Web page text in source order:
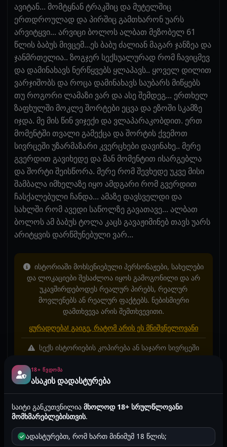
ავიტან... მომტყნან ტრაკშიც და მუტელშიც
ერთდროულად და პირშიც გამთხარონ უარს
არვიტყვი... არვიცი ბოლოს ალბათ მეზობელ 61
წლის ბაბუს მივცემ...ეს ბაბუ ძალიან მაგარ ჯანზეა და
ჯანმრთელია.. ზოგჯერ სექსუალურად რომ ჩავიცმევ
და დამინახავს ნერწყვებს ყლაპავს.. ყოველ დილით
ვარჯიშობს და როცა დამინახავს საუბარს მიწყებს
თუ როგორი ლამაზი ვარ და ასე შემდეგ... ერთხელ
ზაფხულში მოკლე შორტები ეცვა და ეზოში სკამზე
იჯდა. მე მის წინ ვიჯექი და ვლაპარაკობდით. ერთ
მომენტში თვალი გამექცა და შორტის ქვემოთ
სივრცეში უზარმაზარი კვერცხები დავინახე.. მერე
გვერდით გავიხედე და მან მომენტით ისარგებლა
და შორტი შეისწორა. მერე რომ შევხედე უკვე მისი
შამბალა იმხელაზე იყო ამდგარი რომ გვერდით
ჩასქალებული ჩანდა... ამაზე დავსველდი და
სახლში რომ ავედი საწოლზე გავათავე... ალბათ
ბოლოს ამ ბაბუს ტოლა კაცს გავაჟიმინებ თავს უარს
არიტყვის დარწმუნებული ვარ...
ისტორიაში მოხსენიებული პერსონაჟები, სახელები
და ლოკაციები შესაძლოა იყოს გამოგონილი და არ
უკავშირდებოდეს რეალურ პირებს, რეალურ
მოვლენებს ან რეალურ ფაქტებს. ნებისმიერი
დამთხვევა არის შემთხვევითი.
ყურადღება! გაიგე, რატომ არის ეს მნიშვნელოვანი
სექს ისტორიების კოპირება ან საჯარო სივრცეში
ან სხვა პლატფორმებზე, აკრძალულია!
2026-02-03 11:45 ანონიმური 9396
1 წუთი
ქალების ისტორიები
არ არის მითითებული
* ტეგების ფუნქცია ახალია და ყველა ისტორიაზე ჯერ არ
18+ ᲬᲕᲓᲝᲛᲐ
ასაკის დადასტურება
საიტი განკუთვნილიამხოლოდ 18+ სრულწლოვანი
მომხმარებლებისთვის.
ადასტურებთ, რომ ხართ მინიმუმ 18 წლის;